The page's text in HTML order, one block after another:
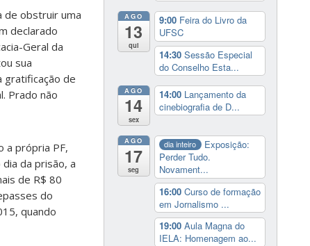
de obstruir uma
declarado
Geral da
sua
gratificação de
Prado não
a própria PF,
da prisão, a
de R$ 80
do
quando
AGO
13
qui
9:00 Feira do Livro da
UFSC
14:30 Sessão Especial
do Conselho Esta...
AGO
14
sex
14:00 Lançamento da
cinebiografia de D...
AGO
17
seg
dia inteiro
Exposição:
Perder Tudo.
Novament...
16:00 Curso de formação
em Jornalismo ...
19:00 Aula Magna do
IELA: Homenagem ao...